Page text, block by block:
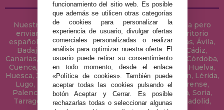
Nuestra tienda de puzzles está ubicada en Sevilla pero
enviamos tus puzzles a cualquier ciudad del territorio
español: Álava, Albacete, Alicante, Almería, Asturias, Ávila,
Badajoz, Baleares, Barcelona, Burgos, Cáceres, Cádiz,
Canarias, Cantabria, Castellón, Ceuta, Ciudad Real, Córdoba,
Cuenca, Gerona, Granada, Guadalajara, Guipúzcoa, Huelva,
Huesca, Jaén, La Coruña, La Rioja, Las Palmas, Leon, Lérida,
Lugo, Madrid, Málaga, Melilla, Murcia, Navarra, Orense,
Palencia, Pontevedra, Salamanca, Segovia, Sevilla, Soria,
Tarragona, Tenerife, Teruel, Toledo, Valencia, Valladolid,
funcionamiento del sitio web. Es posible
que además se utilicen otras categorías
de cookies para personalizar la
experiencia de usuario, divulgar ofertas
comerciales personalizadas o realizar
análisis para optimizar nuestra oferta. El
usuario puede retirar su consentimiento
en todo momento, desde el enlace
«Política de cookies». También puede
aceptar todas las cookies pulsando el
botón Aceptar y Cerrar. Es posible
rechazarlas todas o seleccionar algunas